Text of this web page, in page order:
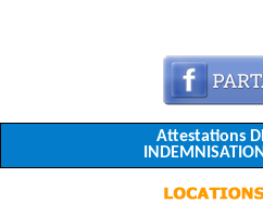
Attestations